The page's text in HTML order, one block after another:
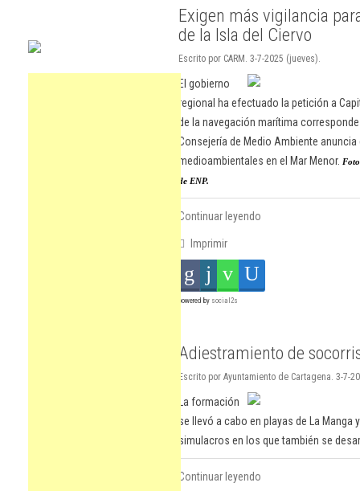
Exigen más vigilancia
de la Isla del Ciervo
Escrito por CARM. 3-7-2025 (jueves).
El gobierno
regional ha efectuado la petición a
de la navegación marítima
Consejería de Medio Ambiente
medioambientales en el Mar Menor.
de ENP.
Continuar leyendo
Imprimir
powered by social2s
Adiestramiento de
Escrito por Ayuntamiento de Cartagena. 3-7-
La formación
se llevó a cabo en playas de La
simulacros en los que también se
Continuar leyendo